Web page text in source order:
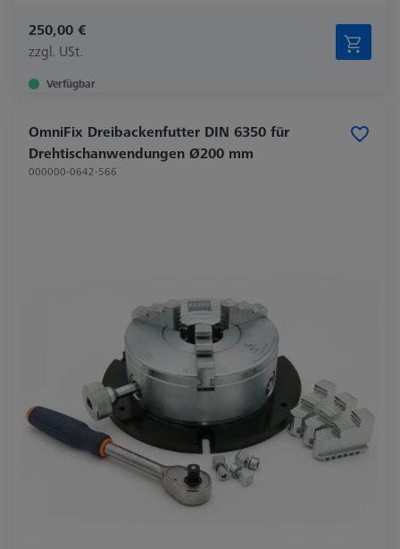
250,00 €
zzgl. USt.
Verfügbar
OmniFix Dreibackenfutter DIN 6350 für
Drehtischanwendungen Ø200 mm
000000-0642-566